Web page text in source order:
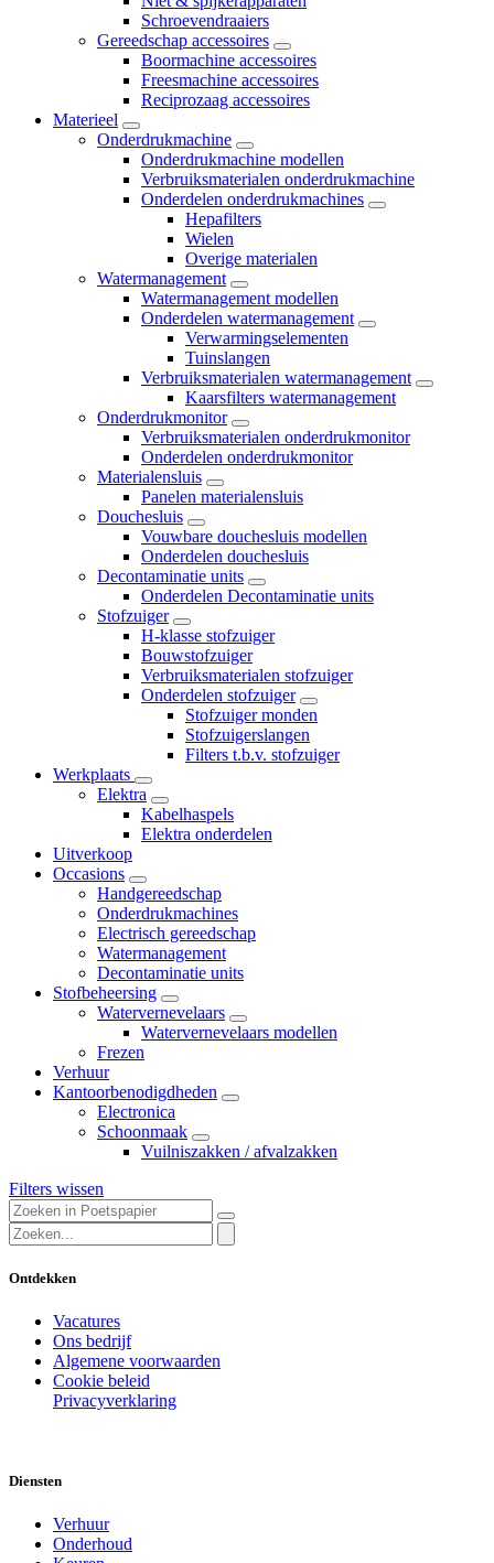
Schroevendraaiers
Gereedschap accessoires
Boormachine accessoires
Freesmachine accessoires
Reciprozaag accessoires
Materieel
Onderdrukmachine
Onderdrukmachine modellen
Verbruiksmaterialen onderdrukmachine
Onderdelen onderdrukmachines
Hepafilters
Wielen
Overige materialen
Watermanagement
Watermanagement modellen
Onderdelen watermanagement
Verwarmingselementen
Tuinslangen
Verbruiksmaterialen watermanagement
Kaarsfilters watermanagement
Onderdrukmonitor
Verbruiksmaterialen onderdrukmonitor
Onderdelen onderdrukmonitor
Materialensluis
Panelen materialensluis
Douchesluis
Vouwbare douchesluis modellen
Onderdelen douchesluis
Decontaminatie units
Onderdelen Decontaminatie units
Stofzuiger
H-klasse stofzuiger
Bouwstofzuiger
Verbruiksmaterialen stofzuiger
Onderdelen stofzuiger
Stofzuiger monden
Stofzuigerslangen
Filters t.b.v. stofzuiger
Werkplaats
Elektra
Kabelhaspels
Elektra onderdelen
Uitverkoop
Occasions
Handgereedschap
Onderdrukmachines
Electrisch gereedschap
Watermanagement
Decontaminatie units
Stofbeheersing
Watervernevelaars
Watervernevelaars modellen
Frezen
Verhuur
Kantoorbenodigdheden
Electronica
Schoonmaak
Vuilniszakken / afvalzakken
Filters wissen
Ontdekken
Vacatures
Ons bedrijf
Algemene voorwaarden
Cookie beleid
Privacyverklaring
Diensten
Verhuur
Onderhoud